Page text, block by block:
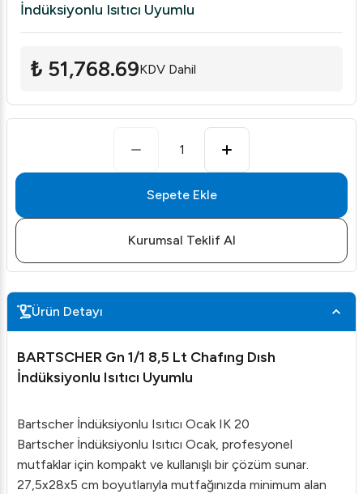
İndüksiyonlu Isıtıcı Uyumlu
₺ 51,768.69KDV Dahil
1
Sepete Ekle
Kurumsal Teklif Al
Ürün Detayı
BARTSCHER Gn 1/1 8,5 Lt Chafıng Dısh
İndüksiyonlu Isıtıcı Uyumlu
Bartscher İndüksiyonlu Isıtıcı Ocak IK 20
Bartscher İndüksiyonlu Isıtıcı Ocak, profesyonel
mutfaklar için kompakt ve kullanışlı bir çözüm sunar.
27,5x28x5 cm boyutlarıyla mutfağınızda minimum alan